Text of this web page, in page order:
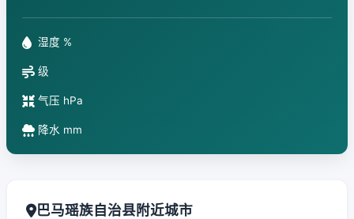
湿度 %
级
气压 hPa
降水 mm
巴马瑶族自治县附近城市